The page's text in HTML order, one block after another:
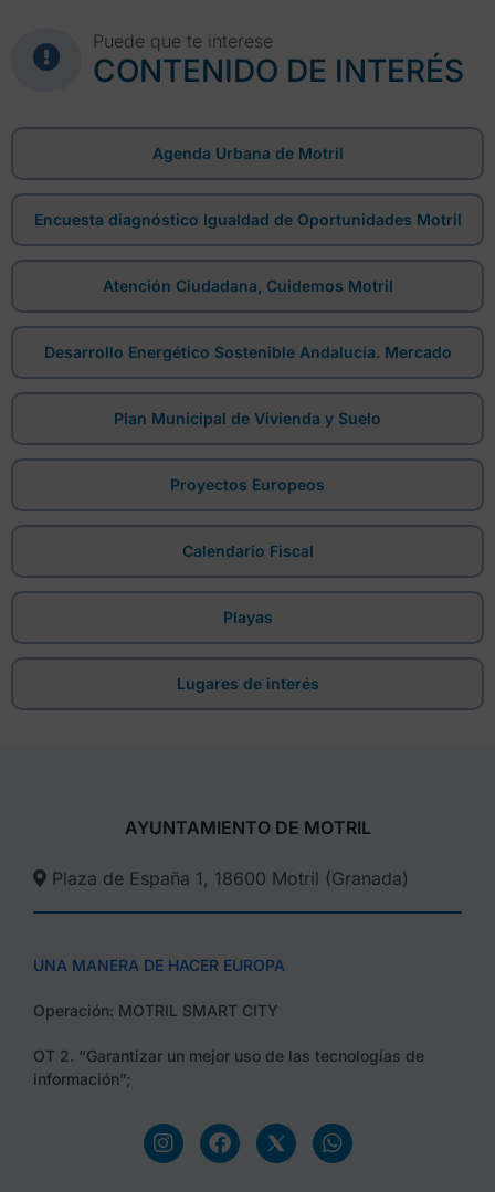
Puede que te interese
CONTENIDO DE INTERÉS
Agenda Urbana de Motril
Encuesta diagnóstico Igualdad de Oportunidades Motril
Atención Ciudadana, Cuidemos Motril
Desarrollo Energético Sostenible Andalucía. Mercado
Plan Municipal de Vivienda y Suelo
Proyectos Europeos
Calendario Fiscal
Playas
Lugares de interés
AYUNTAMIENTO DE MOTRIL
Plaza de España 1, 18600 Motril (Granada)​
UNA MANERA DE HACER EUROPA
Operación: MOTRIL SMART CITY
OT 2. “Garantizar un mejor uso de las tecnologías de
información”;